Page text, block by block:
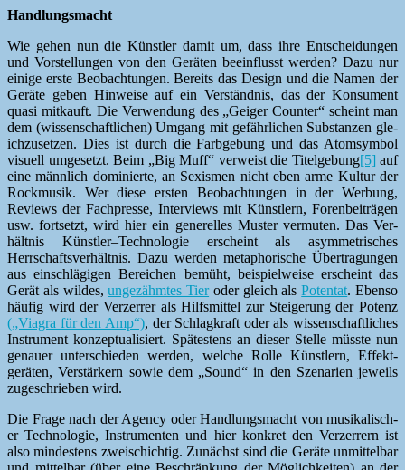
Hand­lungs­macht
Wie gehen nun die Kün­stler damit um, dass ihre Entschei­dun­gen
und Vorstel­lun­gen von den Geräten bee­in­flusst wer­den? Dazu nur
einige erste Beobach­tun­gen. Bere­its das Design und die Namen der
Geräte geben Hin­weise auf ein Ver­ständ­nis, das der Kon­sument
qua­si mitkauft. Die Ver­wen­dung des „Geiger Counter“ scheint man
dem (wis­senschaftlichen) Umgang mit gefährlichen Sub­stanzen gle­
ichzuset­zen. Dies ist durch die Far­bge­bung und das Atom­sym­bol
visuell umge­set­zt. Beim „Big Muff“ ver­weist die Titel­ge­bung[5] auf
eine männlich dominierte, an Sex­is­men nicht eben arme Kul­tur der
Rock­musik. Wer diese ersten Beobach­tun­gen in der Wer­bung,
Reviews der Fach­presse, Inter­views mit Kün­stlern, Foren­beiträ­gen
usw. fort­set­zt, wird hier ein generelles Muster ver­muten. Das Ver­
hält­nis Künstler–Technologie erscheint als asym­metrisches
Herrschaftsver­hält­nis. Dazu wer­den metapho­rische Über­tra­gun­gen
aus ein­schlägi­gen Bere­ichen bemüht, beispiel­weise erscheint das
Gerät als wildes,ungezähmtes Tieroder gle­ich alsPoten­tat. Eben­so
häu­fig wird der Verz­er­rer als Hil­f­s­mit­tel zur Steigerung der Potenz
(„Via­gra für den Amp“), der Schlagkraft oder als wis­senschaftlich­es
Instru­ment konzep­tu­al­isiert. Spätestens an dieser Stelle müsste nun
genauer unter­schieden wer­den, welche Rolle Kün­stlern, Effek­t­
geräten, Ver­stärk­ern sowie dem „Sound“ in den Szenar­ien jew­eils
zugeschrieben wird.
Die Frage nach der Agency oder Hand­lungs­macht von musikalis­ch­
er Tech­nolo­gie, Instru­menten und hier konkret den Verz­er­rern ist
also min­destens zweis­chichtig. Zunächst sind die Geräte unmit­tel­bar